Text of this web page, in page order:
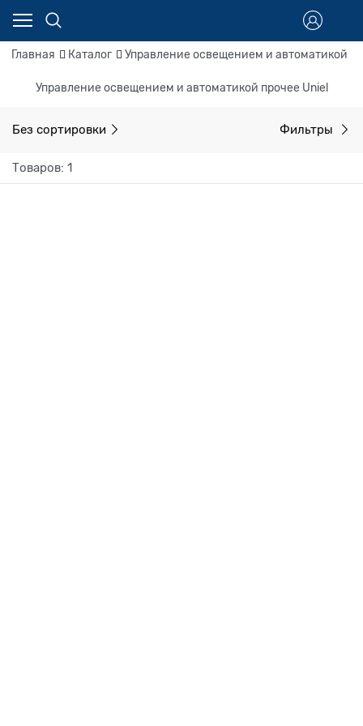
Главная Каталог Управление освещением и автоматикой
Управление освещением и автоматикой прочее Uniel
Без сортировки Фильтры
Товаров: 1